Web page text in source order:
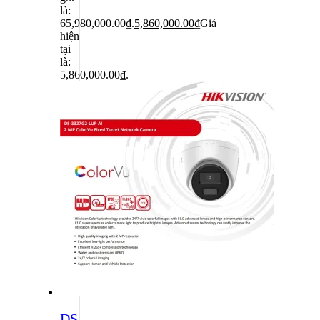
là:
65,980,000.00₫.5,860,000.00₫Giá
hiện
tại
là:
5,860,000.00₫.